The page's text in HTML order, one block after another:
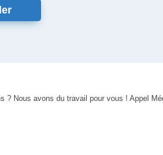
Nous avons du travail pour vous ! Appel